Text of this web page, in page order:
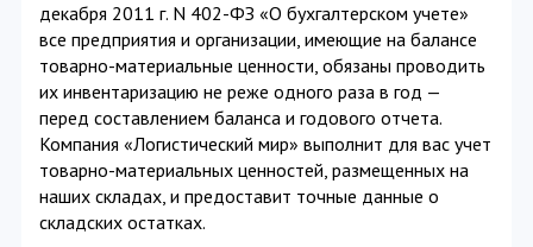
декабря 2011 г. N 402-ФЗ «О бухгалтерском учете»
все предприятия и организации, имеющие на балансе
товарно-материальные ценности, обязаны проводить
их инвентаризацию не реже одного раза в год —
перед составлением баланса и годового отчета.
Компания «Логистический мир» выполнит для вас учет
товарно-материальных ценностей, размещенных на
наших складах, и предоставит точные данные о
складских остатках.